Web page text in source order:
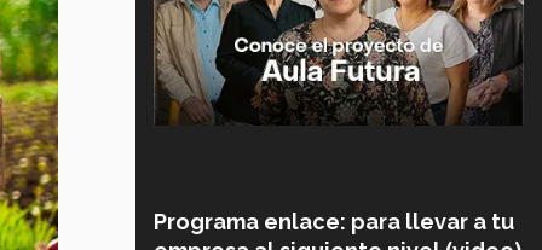
Programa enlace: para llevar a tu